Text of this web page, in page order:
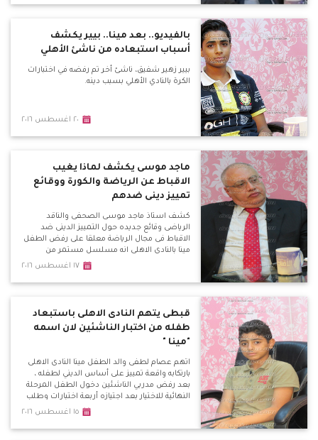
بالفيديو.. بعد مينا.. بيير يكشف
أسباب استبعاده من ناشئ الأهلي
بيير زهير شفيق، ناشئ أخر تم رفضه في اختبارات
الكرة بالنادي الأهلي بسبب دينه.
٢٠ اغسطس ٢٠١٦
ماجد موسى يكشف لماذا يغيب
الاقباط عن الرياضة والكورة ووقائع
تمييز دينى ضدهم
كشف استاذ ماجد موسى الصحفى والناقد
الرياضى وقائع جديده حول التمييز الدينى ضد
الاقباط فى مجال الرياضة معلقا على رفض الطفل
مينا بالنادى الاهلى انه مسلسل مستمر من
التعصب والذى يظهر فى العديد من الاندية
الكابتن هانى رمزى كممثل فقط للاقباط ولماذا يتم
١٧ اغسطس ٢٠١٦
قبطى يتهم النادى الاهلى باستبعاد
طفله من اختبار الناشئين لان اسمه
"مينا "
اتهم عصام لطفى والد الطفل مينا النادى الاهلى
بارتكابه واقعة تمييز على أساس الديني لطفله ،
بعد رفض مدربي الناشئين دخول الطفل المرحلة
النهائية للاختيار بعد اجتيازه أربعة اختبارات وطلب
تصفيتهم من 250 طفل ولكن فوجئ برفض
١٥ اغسطس ٢٠١٦